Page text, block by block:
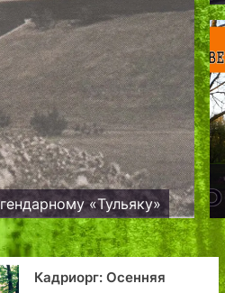
«Тульяку»
Осенняя